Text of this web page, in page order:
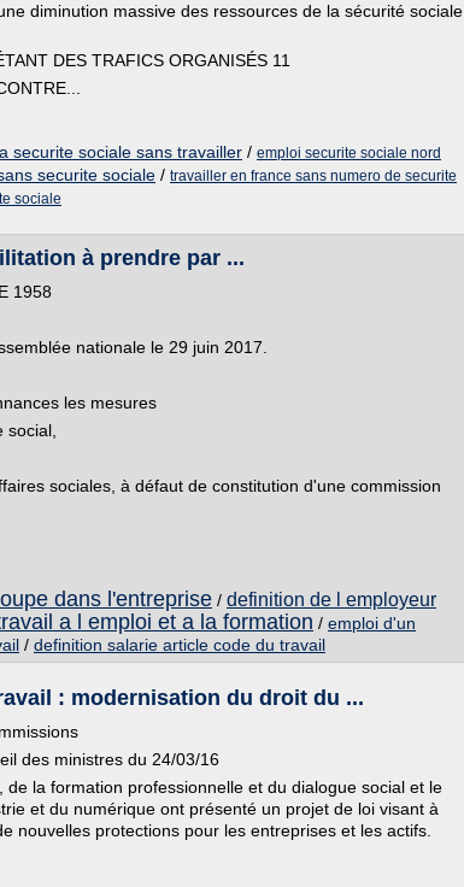
diminution massive des ressources de la sécurité sociale
DES TRAFICS ORGANISÉS 11
securite sociale sans travailler / emploi securite sociale nord
securite sociale / travailler en france sans numero de securite
sociale
à prendre par ...
1958
nationale le 29 juin 2017.
les mesures
sociales, à défaut de constitution d'une commission
dans l'entreprise / definition de l employeur
a l emploi et a la formation / emploi d'un
/ definition salarie article code du travail
: modernisation du droit du ...
des ministres du 24/03/16
la formation professionnelle et du dialogue social et le
et du numérique ont présenté un projet de loi visant à
nouvelles protections pour les entreprises et les actifs.